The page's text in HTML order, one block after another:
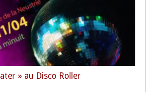
» au Disco Roller